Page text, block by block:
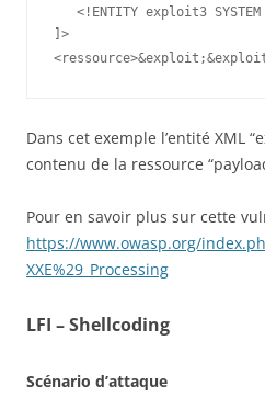
<!ENTITY exploit3
Dans cet exemple l’entité XML
contenu de la ressource
Pour en savoir plus sur cette
https://www.owasp.org/
XXE%29_Processing
LFI – Shellcoding
Scénario d’attaque